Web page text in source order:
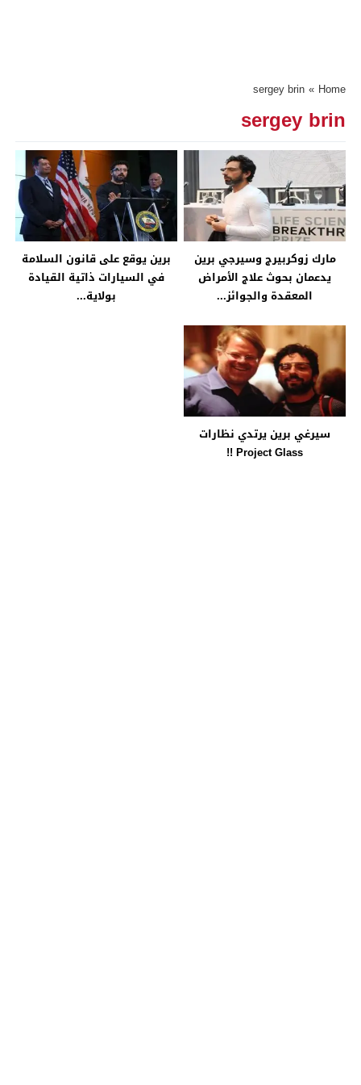
Home
»
sergey brin
sergey brin
مارك زوكربيرج وسيرجي برين
يدعمان بحوث علاج الأمراض
المعقدة والجوائز...
برين يوقع على قانون السلامة
في السيارات ذاتية القيادة
بولاية...
سيرغي برين يرتدي نظارات
Project Glass !!